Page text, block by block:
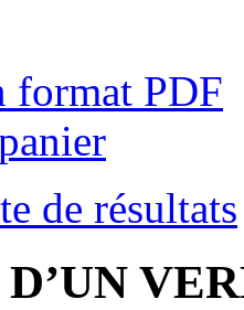
format PDF
de résultats